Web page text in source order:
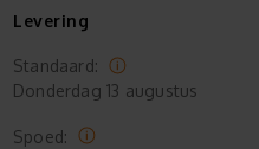
Levering
Standaard:
Donderdag 13 augustus
Spoed: